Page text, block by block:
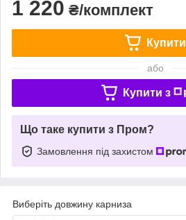
1 220 ₴/комплект
Купити
або
Купити з
Що таке купити з Пром?
Замовлення під захистом
Виберіть довжину карниза